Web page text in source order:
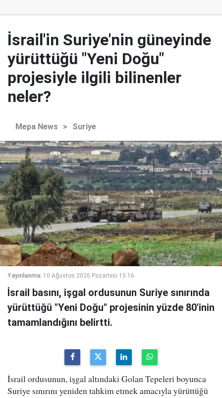
İsrail'in Suriye'nin güneyinde
yürüttüğü "Yeni Doğu"
projesiyle ilgili bilinenler
neler?
Mepa News > Suriye
Yayınlanma: 10 Ağustos 2026 Pazartesi 15:16
İsrail basını, işgal ordusunun Suriye sınırında
yürüttüğü "Yeni Doğu" projesinin yüzde 80'inin
tamamlandığını belirtti.
İsrail ordusunun, işgal altındaki Golan Tepeleri boyunca
Suriye sınırını yeniden tahkim etmek amacıyla yürüttüğü